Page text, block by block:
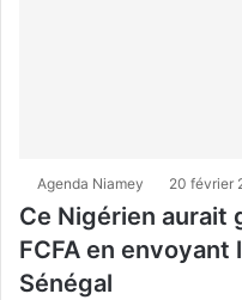
Agenda Niamey 20 février
Ce Nigérien aurait
FCFA en
Sénégal